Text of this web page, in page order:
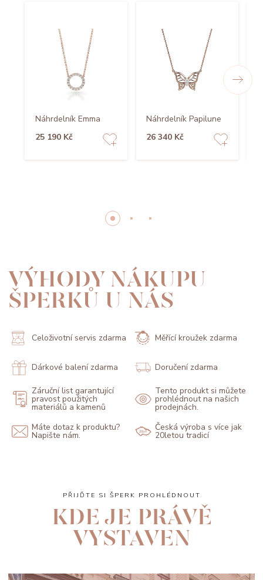
Náhrdelník Emma
25 190 Kč
Náhrdelník Papilune
26 340 Kč
VÝHODY NÁKUPU
ŠPERKŮ U NÁS
Celoživotní servis zdarma Měřící kroužek zdarma
Dárkové balení zdarma Doručení zdarma
Záruční list garantující
pravost použitých
materiálů a kamenů
Tento produkt si můžete
prohlédnout na našich
prodejnách.
Máte dotaz k produktu?
Napište nám.
Česká výroba s více jak
20letou tradicí
PŘIJĎTE SI ŠPERK PROHLÉDNOUT
KDE JE PRÁVĚ
VYSTAVEN